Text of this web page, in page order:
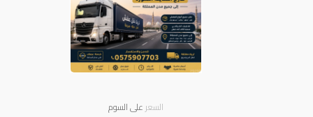
السعر على السوم